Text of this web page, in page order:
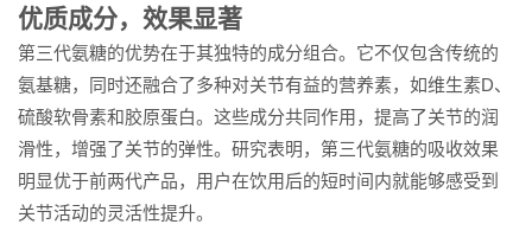
优质成分，效果显著
第三代氨糖的优势在于其独特的成分组合。它不仅包含传统的
氨基糖，同时还融合了多种对关节有益的营养素，如维生素D、
硫酸软骨素和胶原蛋白。这些成分共同作用，提高了关节的润
滑性，增强了关节的弹性。研究表明，第三代氨糖的吸收效果
明显优于前两代产品，用户在饮用后的短时间内就能够感受到
关节活动的灵活性提升。